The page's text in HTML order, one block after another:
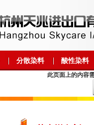
分散染料 酸性染料
此页面上的内容